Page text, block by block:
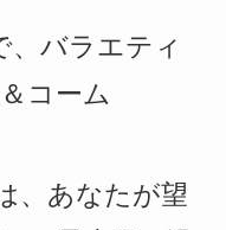
、バラエティ
コーム
、あなたが望